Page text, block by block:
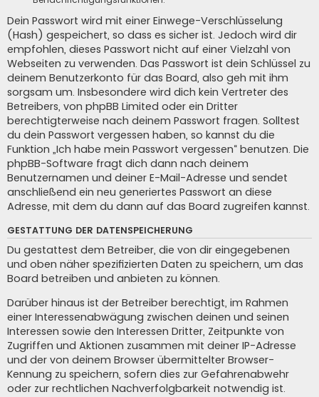
Dein Passwort wird mit einer Einwege-Verschlüsselung
(Hash) gespeichert, so dass es sicher ist. Jedoch wird dir
empfohlen, dieses Passwort nicht auf einer Vielzahl von
Webseiten zu verwenden. Das Passwort ist dein Schlüssel zu
deinem Benutzerkonto für das Board, also geh mit ihm
sorgsam um. Insbesondere wird dich kein Vertreter des
Betreibers, von phpBB Limited oder ein Dritter
berechtigterweise nach deinem Passwort fragen. Solltest
du dein Passwort vergessen haben, so kannst du die
Funktion „Ich habe mein Passwort vergessen“ benutzen. Die
phpBB-Software fragt dich dann nach deinem
Benutzernamen und deiner E-Mail-Adresse und sendet
anschließend ein neu generiertes Passwort an diese
Adresse, mit dem du dann auf das Board zugreifen kannst.
GESTATTUNG DER DATENSPEICHERUNG
Du gestattest dem Betreiber, die von dir eingegebenen
und oben näher spezifizierten Daten zu speichern, um das
Board betreiben und anbieten zu können.
Darüber hinaus ist der Betreiber berechtigt, im Rahmen
einer Interessenabwägung zwischen deinen und seinen
Interessen sowie den Interessen Dritter, Zeitpunkte von
Zugriffen und Aktionen zusammen mit deiner IP-Adresse
und der von deinem Browser übermittelter Browser-
Kennung zu speichern, sofern dies zur Gefahrenabwehr
oder zur rechtlichen Nachverfolgbarkeit notwendig ist.